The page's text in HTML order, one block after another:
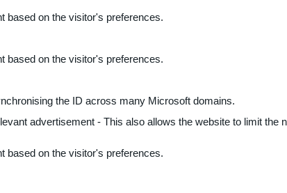
based on the visitor's preferences.
based on the visitor's preferences.
the ID across many Microsoft domains.
advertisement - This also allows the website to limit the
based on the visitor's preferences.